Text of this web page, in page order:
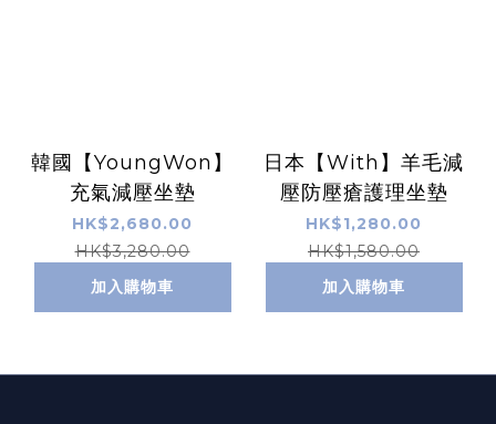
韓國【YoungWon】
充氣減壓坐墊
HK$2,680.00
HK$3,280.00
加入購物車
日本【With】羊毛減
壓防壓瘡護理坐墊
HK$1,280.00
HK$1,580.00
加入購物車